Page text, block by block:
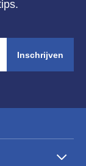
Inschrijven